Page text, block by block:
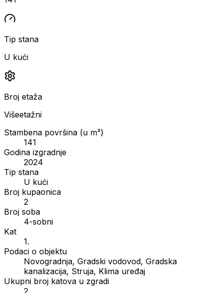
Tip stana
U kući
Broj etaža
Višeetažni
Stambena površina (u m²)
141
Godina izgradnje
2024
Tip stana
U kući
Broj kupaonica
2
Broj soba
4-sobni
Kat
1.
Podaci o objektu
Novogradnja, Gradski vodovod, Gradska
kanalizacija, Struja, Klima uređaj
Ukupni broj katova u zgradi
2